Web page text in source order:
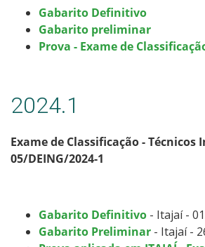
Gabarito Definitivo
Gabarito preliminar
Prova - Exame de
2024.1
Exame de Classificação - Técnicos
05/DEING/2024-1
Gabarito Definitivo - Itajaí -
Gabarito Preliminar - Itajaí -